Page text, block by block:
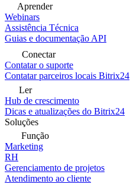
Aprender
Webinars
Assistência Técnica
Guias e documentação API
Conectar
Contatar o suporte
Contatar parceiros locais Bitrix24
Ler
Hub de crescimento
Dicas e atualizações do Bitrix24
Soluções
Função
Marketing
RH
Gerenciamento de projetos
Atendimento ao cliente